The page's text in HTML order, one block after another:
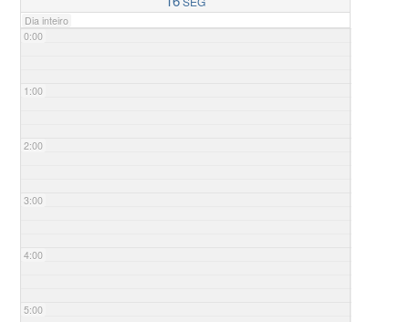
Dia inteiro
0:00
1:00
2:00
3:00
4:00
5:00